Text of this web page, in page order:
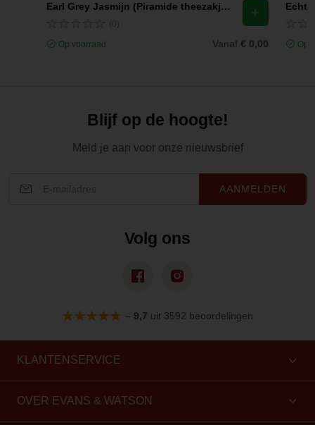
Earl Grey Jasmijn (Piramide theezakjes)
Op voorraad Vanaf € 0,00 Op
Blijf op de hoogte!
Meld je aan voor onze nieuwsbrief
AANMELDEN
Volg ons
– 9,7 uit 3592 beoordelingen
KLANTENSERVICE
OVER EVANS & WATSON